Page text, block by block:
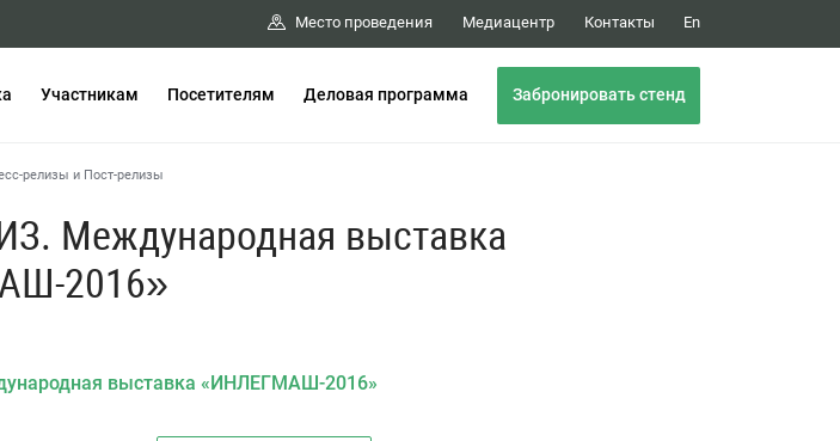
Место проведения Медиацентр Контакты En
Участникам Посетителям Деловая программа Забронировать стенд
релизы и Пост-релизы
Международная выставка
2016»
выставка «ИНЛЕГМАШ-2016»